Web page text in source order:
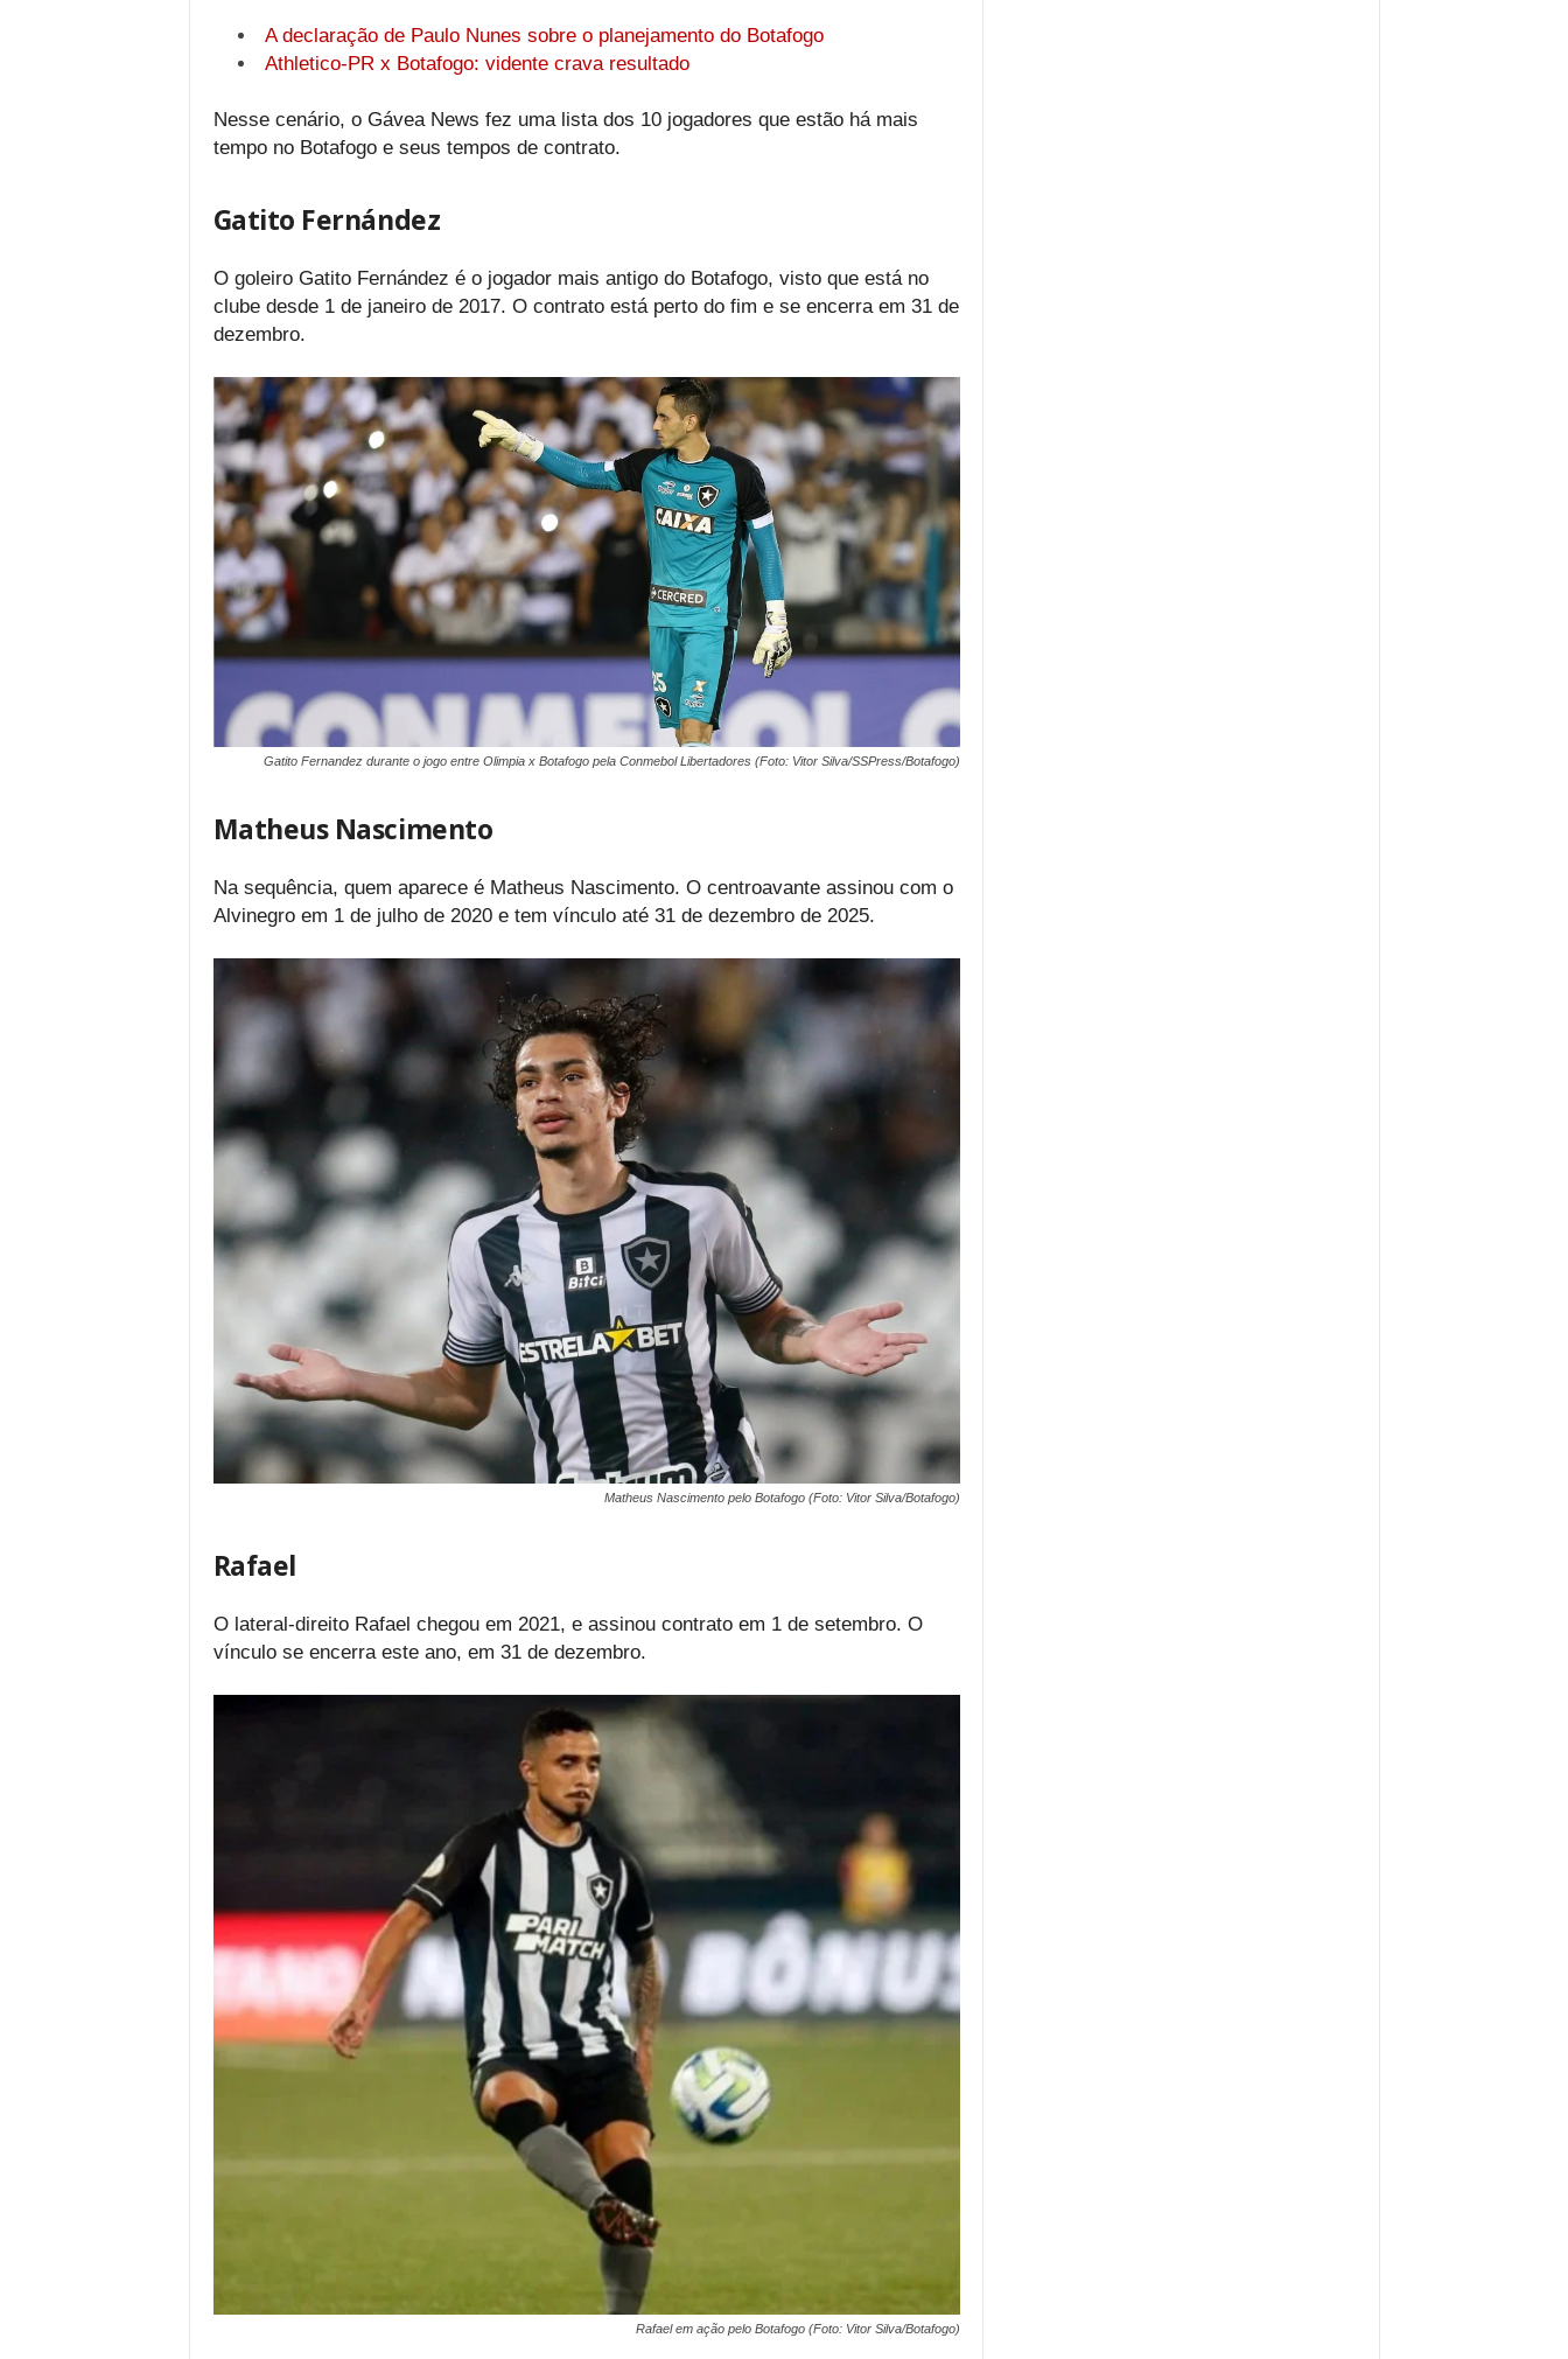
A declaração de Paulo Nunes sobre o planejamento do Botafogo
Athletico-PR x Botafogo: vidente crava resultado
Nesse cenário, o Gávea News fez uma lista dos 10 jogadores que estão há mais
tempo no Botafogo e seus tempos de contrato.
Gatito Fernández
O goleiro Gatito Fernández é o jogador mais antigo do Botafogo, visto que está no
clube desde 1 de janeiro de 2017. O contrato está perto do fim e se encerra em 31 de
dezembro.
Gatito Fernandez durante o jogo entre Olimpia x Botafogo pela Conmebol Libertadores (Foto: Vitor Silva/SSPress/Botafogo)
Matheus Nascimento
Na sequência, quem aparece é Matheus Nascimento. O centroavante assinou com o
Alvinegro em 1 de julho de 2020 e tem vínculo até 31 de dezembro de 2025.
Matheus Nascimento pelo Botafogo (Foto: Vitor Silva/Botafogo)
Rafael
O lateral-direito Rafael chegou em 2021, e assinou contrato em 1 de setembro. O
vínculo se encerra este ano, em 31 de dezembro.
Rafael em ação pelo Botafogo (Foto: Vitor Silva/Botafogo)